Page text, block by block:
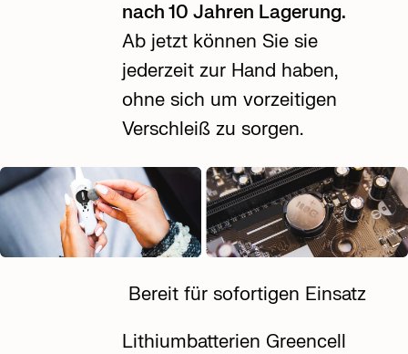
nach 10 Jahren Lagerung.
Ab jetzt können Sie sie
jederzeit zur Hand haben,
ohne sich um vorzeitigen
Verschleiß zu sorgen.
Bereit für sofortigen Einsatz
Lithiumbatterien Greencell